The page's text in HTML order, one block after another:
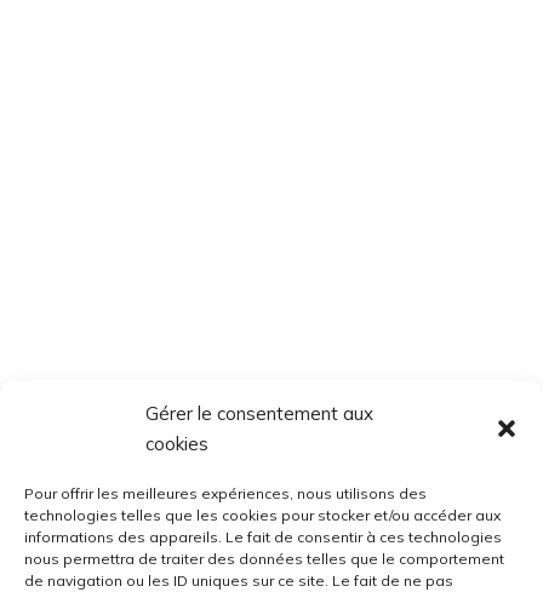
Gérer le consentement aux
cookies
Pour offrir les meilleures expériences, nous utilisons des
technologies telles que les cookies pour stocker et/ou accéder aux
informations des appareils. Le fait de consentir à ces technologies
nous permettra de traiter des données telles que le comportement
de navigation ou les ID uniques sur ce site. Le fait de ne pas